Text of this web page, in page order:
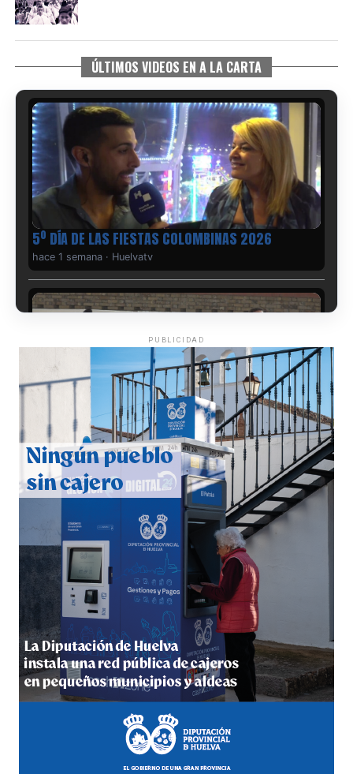
ÚLTIMOS VIDEOS EN A LA CARTA
5º DÍA DE LAS FIESTAS COLOMBINAS 2026
hace 1 semana · Huelvatv
CUARTA CORRIDA DE LAS FIESTAS COLOMBINAS
2026
hace 1 semana ·Huelvatv
4º DÍA DE LAS FIESTAS COLOMBINAS 2026
hace 1 semana·Huelvatv
PUBLICIDAD